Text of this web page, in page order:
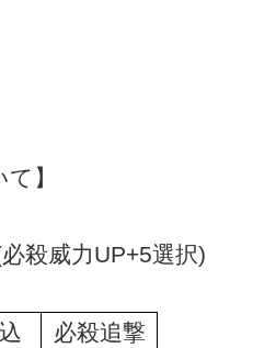
】
必殺威力UP+5選択)
必殺追撃